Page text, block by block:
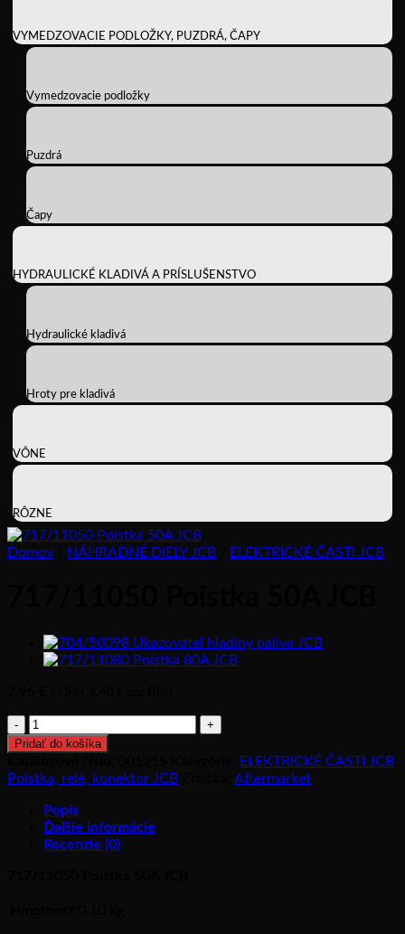
VYMEDZOVACIE PODLOŽKY, PUZDRÁ, ČAPY
Vymedzovacie podložky
Puzdrá
Čapy
HYDRAULICKÉ KLADIVÁ A PRÍSLUŠENSTVO
Hydraulické kladivá
Hroty pre kladivá
VÔNE
RÔZNE
Domov NÁHRADNÉ DIELY JCB ELEKTRICKÉ ČASTI JCB
množstvo
717/11050
Poistka
50A
Pridať do košíka
ELEKTRICKÉ ČASTI JCB
Poistka, relé, konektor JCB
Aftermarket
Popis
Ďalšie informácie
Recenzie (0)